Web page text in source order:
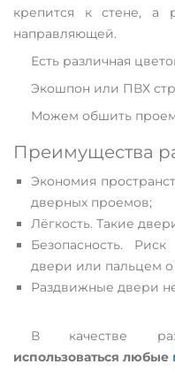
крепится к стене, а
направляющей.
Есть различная
Экошпон или ПВХ
Можем обшить
Преимущества
Экономия
дверных проемов;
Лёгкость. Такие
Безопасность.
двери или пальцем о
Раздвижные двери
В качестве
использоваться любые